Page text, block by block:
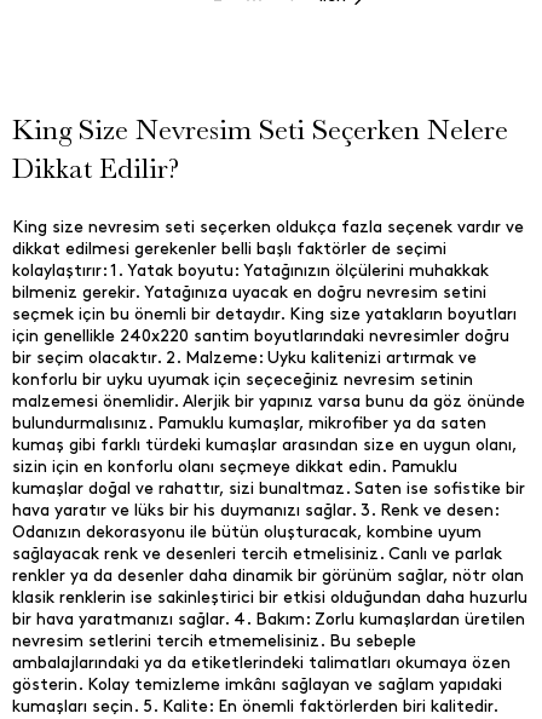
King Size Nevresim Seti Seçerken Nelere
Dikkat Edilir?
King size nevresim seti seçerken oldukça fazla seçenek vardır ve
dikkat edilmesi gerekenler belli başlı faktörler de seçimi
kolaylaştırır: 1. Yatak boyutu: Yatağınızın ölçülerini muhakkak
bilmeniz gerekir. Yatağınıza uyacak en doğru nevresim setini
seçmek için bu önemli bir detaydır. King size yatakların boyutları
için genellikle 240x220 santim boyutlarındaki nevresimler doğru
bir seçim olacaktır. 2. Malzeme: Uyku kalitenizi artırmak ve
konforlu bir uyku uyumak için seçeceğiniz nevresim setinin
malzemesi önemlidir. Alerjik bir yapınız varsa bunu da göz önünde
bulundurmalısınız. Pamuklu kumaşlar, mikrofiber ya da saten
kumaş gibi farklı türdeki kumaşlar arasından size en uygun olanı,
sizin için en konforlu olanı seçmeye dikkat edin. Pamuklu
kumaşlar doğal ve rahattır, sizi bunaltmaz. Saten ise sofistike bir
hava yaratır ve lüks bir his duymanızı sağlar. 3. Renk ve desen:
Odanızın dekorasyonu ile bütün oluşturacak, kombine uyum
sağlayacak renk ve desenleri tercih etmelisiniz. Canlı ve parlak
renkler ya da desenler daha dinamik bir görünüm sağlar, nötr olan
klasik renklerin ise sakinleştirici bir etkisi olduğundan daha huzurlu
bir hava yaratmanızı sağlar. 4. Bakım: Zorlu kumaşlardan üretilen
nevresim setlerini tercih etmemelisiniz. Bu sebeple
ambalajlarındaki ya da etiketlerindeki talimatları okumaya özen
gösterin. Kolay temizleme imkânı sağlayan ve sağlam yapıdaki
kumaşları seçin. 5. Kalite: En önemli faktörlerden biri kalitedir.